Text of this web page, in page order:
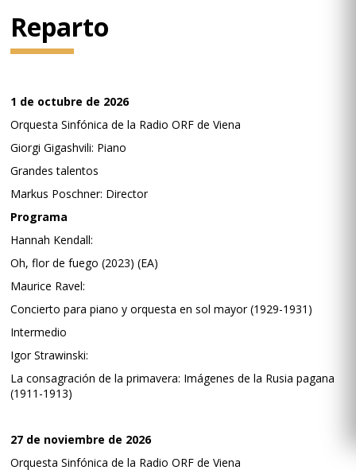
Reparto
1 de octubre de 2026
Orquesta Sinfónica de la Radio ORF de Viena
Giorgi Gigashvili: Piano
Grandes talentos
Markus Poschner: Director
Programa
Hannah Kendall:
Oh, flor de fuego (2023) (EA)
Maurice Ravel:
Concierto para piano y orquesta en sol mayor (1929-1931)
Intermedio
Igor Strawinski:
La consagración de la primavera: Imágenes de la Rusia pagana
(1911-1913)
27 de noviembre de 2026
Orquesta Sinfónica de la Radio ORF de Viena